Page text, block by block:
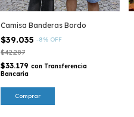
Camisa Banderas Bordo
$39.035 -8% OFF
$42.287
$33.179 con Transferencia
Bancaria
Comprar